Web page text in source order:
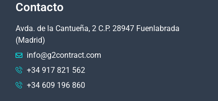
Contacto
Avda. de la Cantueña, 2 C.P. 28947 Fuenlabrada
(Madrid)
info@g2contract.com
+34 917 821 562
+34 609 196 860